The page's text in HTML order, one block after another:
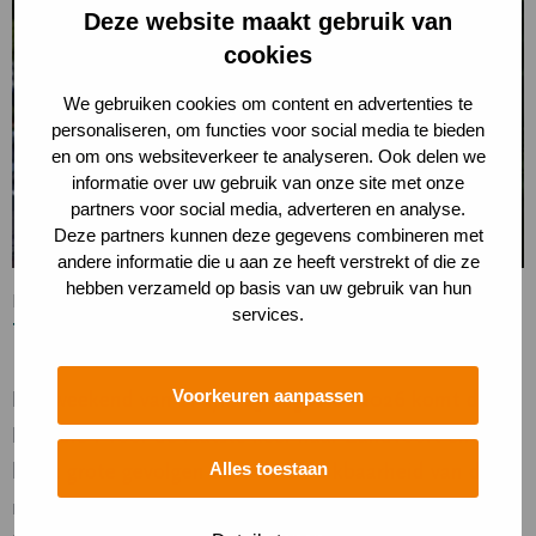
Deze website maakt gebruik van
cookies
We gebruiken cookies om content en advertenties te
personaliseren, om functies voor social media te bieden
en om ons websiteverkeer te analyseren. Ook delen we
informatie over uw gebruik van onze site met onze
partners voor social media, adverteren en analyse.
Deze partners kunnen deze gegevens combineren met
andere informatie die u aan ze heeft verstrekt of die ze
hebben verzameld op basis van uw gebruik van hun
services.
Voorkeuren aanpassen
Alles toestaan
Toegang tot het Nationaal Park beperkt vanwege de
Formule 1
Nieuws
Het weekend van 21 t/m 23 augustus 2026 komt de
Formule 1 voor de laatste keer naar Zandvoort en dit
heeft grote gevolgen voor de bereikbaarheid van de
regio en zo ook voor een bezoek aan het Nationaal
Toegang
tot
Nationaal
Park
beperkt
vanwege
de
Formule
1